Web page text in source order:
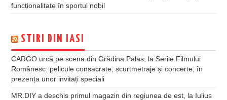
funcționalitate în sportul nobil
STIRI DIN IASI
CARGO urcă pe scena din Grădina Palas, la Serile Filmului
Românesc: pelicule consacrate, scurtmetraje și concerte, în
prezența unor invitați speciali
MR.DIY a deschis primul magazin din regiunea de est, la Iulius